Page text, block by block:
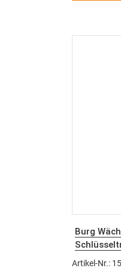
Burg
Artikel-Nr.: